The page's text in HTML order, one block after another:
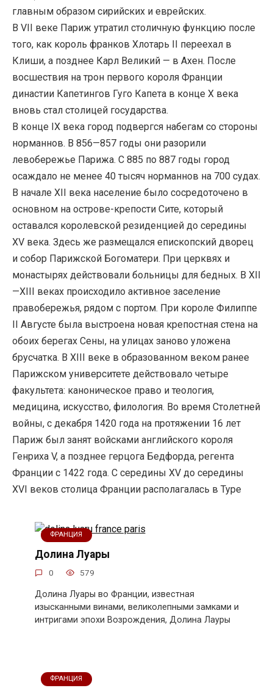
главным образом сирийских и еврейских.
В VII веке Париж утратил столичную функцию после
того, как король франков Хлотарь II переехал в
Клиши, а позднее Карл Великий — в Ахен. После
восшествия на трон первого короля Франции
династии Капетингов Гуго Капета в конце X века
вновь стал столицей государства.
В конце IX века город подвергся набегам со стороны
норманнов. В 856—857 годы они разорили
левобережье Парижа. С 885 по 887 годы город
осаждало не менее 40 тысяч норманнов на 700 судах.
В начале XII века население было сосредоточено в
основном на острове-крепости Сите, который
оставался королевской резиденцией до середины
XV века. Здесь же размещался епископский дворец
и собор Парижской Богоматери. При церквях и
монастырях действовали больницы для бедных. В XII
—XIII веках происходило активное заселение
правобережья, рядом с портом. При короле Филиппе
II Августе была выстроена новая крепостная стена на
обоих берегах Сены, на улицах заново уложена
брусчатка. В XIII веке в образованном веком ранее
Парижском университете действовало четыре
факультета: каноническое право и теология,
медицина, искусство, филология. Во время Столетней
войны, с декабря 1420 года на протяжении 16 лет
Париж был занят войсками английского короля
Генриха V, а позднее герцога Бедфорда, регента
Франции с 1422 года. С середины XV до середины
XVI веков столица Франции располагалась в Туре
ФРАНЦИЯ
Долина Луары
0 579
Долина Луары во Франции, известная
изысканными винами, великолепными замками и
интригами эпохи Возрождения, Долина Лауры
ФРАНЦИЯ